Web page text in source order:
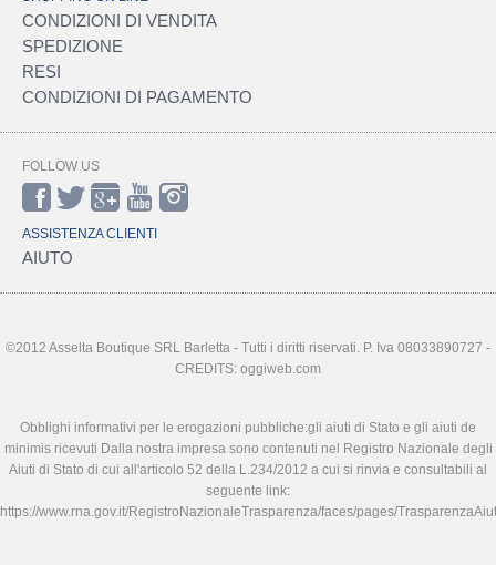
CONDIZIONI DI VENDITA
SPEDIZIONE
RESI
CONDIZIONI DI PAGAMENTO
FOLLOW US
ASSISTENZA CLIENTI
AIUTO
©2012 Asselta Boutique SRL Barletta - Tutti i diritti riservati. P. Iva 08033890727 -
CREDITS: oggiweb.com
Obblighi informativi per le erogazioni pubbliche:gli aiuti di Stato e gli aiuti de
minimis ricevuti Dalla nostra impresa sono contenuti nel Registro Nazionale degli
Aiuti di Stato di cui all'articolo 52 della L.234/2012 a cui si rinvia e consultabili al
seguente link:
https://www.rna.gov.it/RegistroNazionaleTrasparenza/faces/pages/